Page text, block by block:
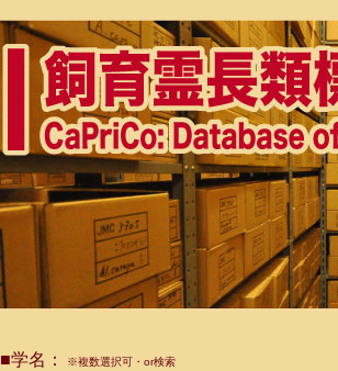
■学名： ※複数選択可・or検索